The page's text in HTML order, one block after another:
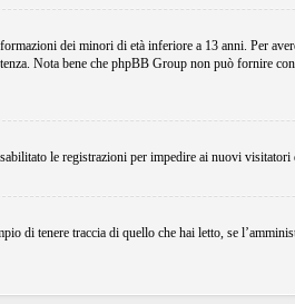
dei minori di età inferiore a 13 anni. Per
Nota bene che phpBB Group non può fornire
le registrazioni per impedire ai nuovi
di tenere traccia di quello che hai letto, se